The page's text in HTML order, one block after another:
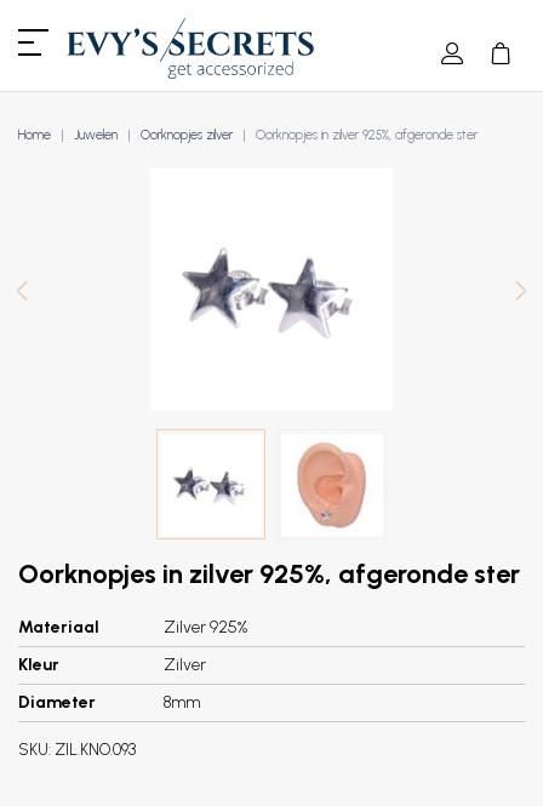
Home Juwelen Oorknopjes zilver Oorknopjes in zilver 925%, afgeronde ster
Oorknopjes in zilver 925%, afgeronde ster
Materiaal
Zilver 925%
Kleur
Zilver
Diameter
8mm
SKU: ZIL.KNO.093